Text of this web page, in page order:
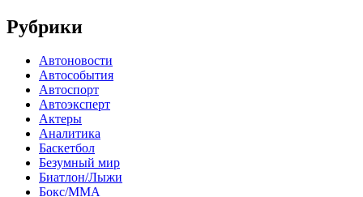
Рубрики
Автоновости
Автособытия
Автоспорт
Автоэксперт
Актеры
Аналитика
Баскетбол
Безумный мир
Биатлон/Лыжи
Бокс/MMA